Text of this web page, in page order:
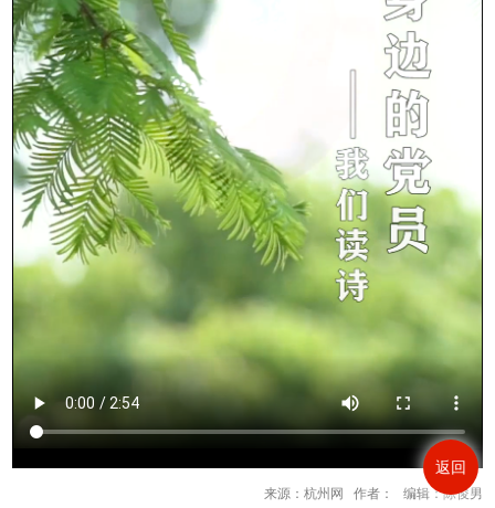
返回
来源：杭州网 作者： 编辑：陈俊男